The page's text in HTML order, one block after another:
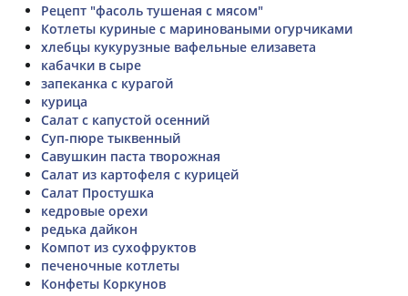
Рецепт "фасоль тушеная с мясом"
Котлеты куриные с мариноваными огурчиками
хлебцы кукурузные вафельные елизавета
кабачки в сыре
запеканка с курагой
курица
Салат с капустой осенний
Суп-пюре тыквенный
Савушкин паста творожная
Салат из картофеля с курицей
Салат Простушка
кедровые орехи
редька дайкон
Компот из сухофруктов
печеночные котлеты
Конфеты Коркунов